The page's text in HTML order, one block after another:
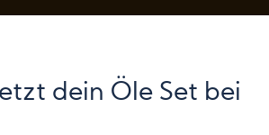
dein Öle Set bei